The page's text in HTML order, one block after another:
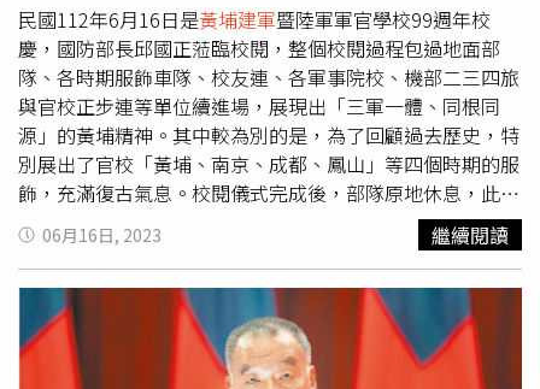
政綜組組長洪聖輝升陸戰隊主任並晉任少將。此外，陸軍金
防部指揮官陳忠文調升陸軍副司令、國防部人次室次長李定
中調升金防部指揮官、六軍團副指揮官劉沛智調升國防部人
次室次長；海軍教準部指揮官敖以智調升海軍副司令、海軍
司令部委員許金騰調海軍教準部指揮官。
民國112年6月16日是黃埔建軍暨陸軍軍官學校99週年校
慶，國防部長邱國正蒞臨校閱，整個校閱過程包過地面部
隊、各時期服飾車隊、校友連、各軍事院校、機部二三四旅
與官校正步連等單位續進場，展現出「三軍一體、同根同
源」的黃埔精神。其中較為別的是，為了回顧過去歷史，特
別展出了官校「黃埔、南京、成都、鳳山」等四個時期的服
飾，充滿復古氣息。校閱儀式完成後，部隊原地休息，此時
觀禮的家長們紛紛上前與晚輩寒暄拍照，可見到白髮蒼蒼的
老者上前，幫辛苦掌旗的家族子弟們擦汗，留下了充滿親情
與溫馨的畫面。（圖／宋岱融攝）（圖／宋岱融攝）（圖／
宋岱融攝）
06月16日, 2023 繼續閱讀